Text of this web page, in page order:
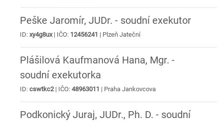
Peške Jaromír, JUDr. - soudní exekutor
ID:xy4g8ux| IČO: 12456241 | PlzeňJateční
Plášilová Kaufmanová Hana, Mgr. -
soudní exekutorka
ID:cswtkc2| IČO:48963011 | PrahaJankovcova
Podkonický Juraj, JUDr., Ph. D. - soudní